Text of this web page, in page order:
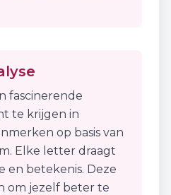
fascinerende
te krijgen in
op basis van
Elke letter draagt
en betekenis. Deze
om jezelf beter te